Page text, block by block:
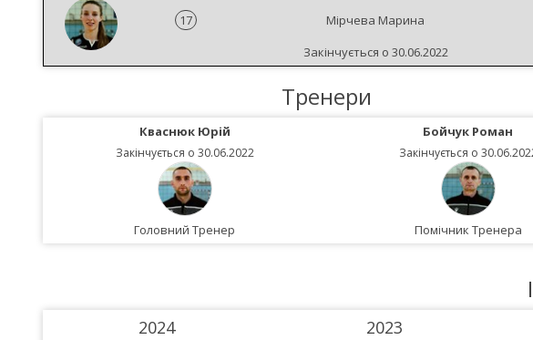
17
Мірчева Марина
Закінчується о 30.06.2022
Тренери
Кваснюк Юрій
Закінчується о 30.06.2022
Головний Тренер
Бойчук Роман
Закінчується о
Помічник Тренера
2024 2023